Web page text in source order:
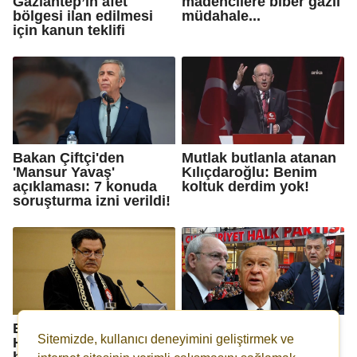
bölgesi ilan edilmesi
için kanun teklifi
müdahale...
Bakan Çiftçi'den
'Mansur Yavaş'
açıklaması: 7 konuda
soruşturma izni verildi!
Mutlak butlanla atanan
Kılıçdaroğlu: Benim
koltuk derdim yok!
Eski AYM Başkanı
Haşim Kılıç'tan ‘mutlak
Paralel liderlik
Sitemizde, kullanıcı deneyimini geliştirmek ve